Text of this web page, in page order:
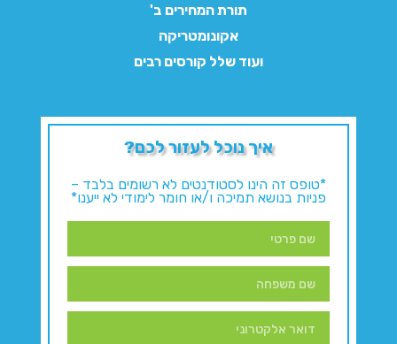
תורת המחירים ב'
אקונומטריקה
ועוד שלל קורסים רבים
איך נוכל לעזור לכם?
*טופס זה הינו לסטודנטים לא רשומים בלבד –
פניות בנושא תמיכה ו/או חומר לימודי לא ייענו*